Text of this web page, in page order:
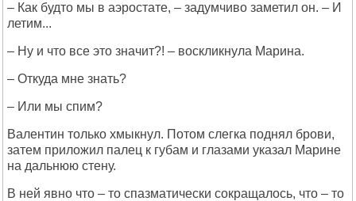
– Как будто мы в аэростате, – задумчиво заметил он. – И
летим...
– Ну и что все это значит?! – воскликнула Марина.
– Откуда мне знать?
– Или мы спим?
Валентин только хмыкнул. Потом слегка поднял брови,
затем приложил палец к губам и глазами указал Марине
на дальнюю стену.
В ней явно что – то спазматически сокращалось, что – то